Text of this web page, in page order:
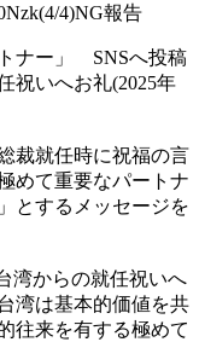
4)NG報告
ナー」 SNSへ投稿
祝いへお礼(2025年
裁就任時に祝福の言
めて重要なパートナ
とするメッセージを
湾からの就任祝いへ
湾は基本的価値を共
往来を有する極めて